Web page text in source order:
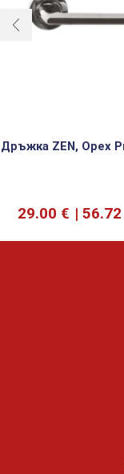
Дръжка ZEN, Орех
29.00 €